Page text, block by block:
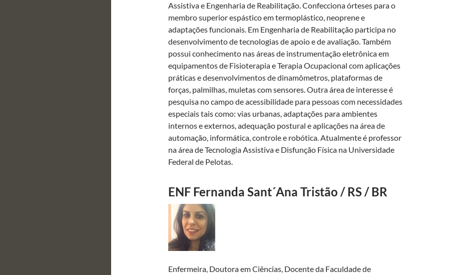
Assistiva e Engenharia de Reabilitação. Confecciona órteses para o
membro superior espástico em termoplástico, neoprene e
adaptações funcionais. Em Engenharia de Reabilitação participa no
desenvolvimento de tecnologias de apoio e de avaliação. Também
possui conhecimento nas áreas de instrumentação eletrônica em
equipamentos de Fisioterapia e Terapia Ocupacional com aplicações
práticas e desenvolvimentos de dinamômetros, plataformas de
forças, palmilhas, muletas com sensores. Outra área de interesse é
pesquisa no campo de acessibilidade para pessoas com necessidades
especiais tais como: vias urbanas, adaptações para ambientes
internos e externos, adequação postural e aplicações na área de
automação, informática, controle e robótica. Atualmente é professor
na área de Tecnologia Assistiva e Disfunção Física na Universidade
Federal de Pelotas.
ENF Fernanda Sant´Ana Tristão / RS / BR
Enfermeira, Doutora em Ciências, Docente da Faculdade de